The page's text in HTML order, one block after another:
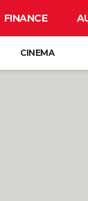
FINANCE
CINEMA